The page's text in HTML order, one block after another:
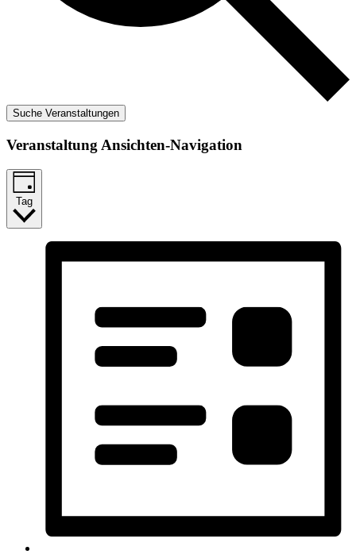
Suche Veranstaltungen
Veranstaltung Ansichten-Navigation
Tag